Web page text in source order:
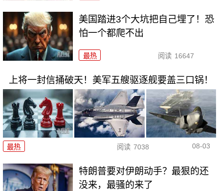
美国踏进3个大坑把自己埋了！恐
怕一个都爬不出
最热 阅读 16647
上将一封信捅破天！美军五艘驱逐舰要盖三口锅！
最热 阅读 7038 08-03
特朗普要对伊朗动手？最狠的还
没来，最骚的来了